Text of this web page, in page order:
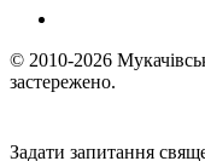
© 2010-2026
застережено.
Задати запитання